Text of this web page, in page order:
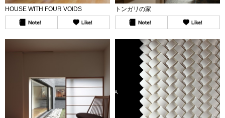
HOUSE WITH FOUR VOIDS トンガリの家